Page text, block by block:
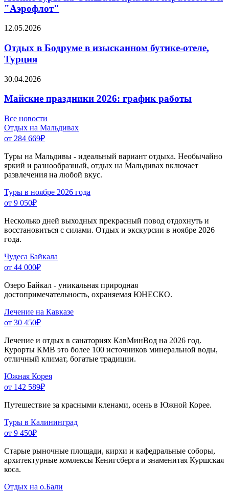
"Аэрофлот"
12.05.2026
Отдых в Бодруме в изысканном бутике-отеле,
Турция
30.04.2026
Майские праздники 2026: график работы
Все новости
Отдых на Мальдивах
от 284 669₽
Туры на Мальдивы - идеальный вариант отдыха. Необычайно
яркий и разнообразный, отдых на Мальдивах включает
развлечения на любой вкус.
Туры в ноябре 2026 года
от 9 050₽
Несколько дней выходных прекрасный повод отдохнуть и
восстановиться с силами. Отдых и экскурсии в ноябре 2026
года.
Чудеса Байкала
от 44 000₽
Озеро Байкал - уникальная природная
достопримечательность, охраняемая ЮНЕСКО.
Лечение на Кавказе
от 30 450₽
Лечение и отдых в санаториях КавМинВод на 2026 год.
Курорты КМВ это более 100 источников минеральной воды,
отличный климат, богатые традиции.
Южная Корея
от 142 589₽
Путешествие за красными кленами, осень в Южной Корее.
Туры в Калининград
от 9 450₽
Старые рыночные площади, кирхи и кафедральные соборы,
архитектурные комлексы Кенигсберга и знаменитая Куршская
коса.
Отдых на о.Бали